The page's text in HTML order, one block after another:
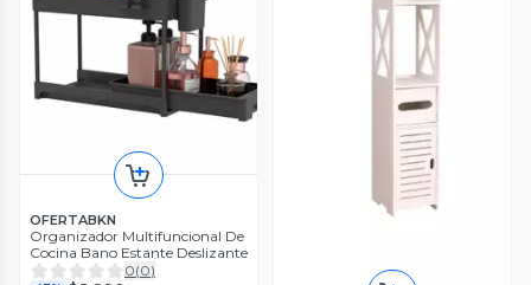
OFERTABKN
Organizador Multifuncional De
Cocina Bano Estante Deslizante
0(0)